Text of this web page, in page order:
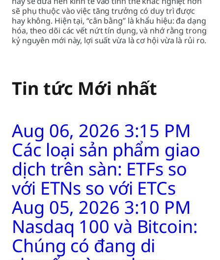
sẽ phụ thuộc vào việc tăng trưởng có duy trì được
hay không. Hiện tại, “cân bằng” là khẩu hiệu: đa dạng
hóa, theo dõi các vết nứt tín dụng, và nhớ rằng trong
kỷ nguyên mới này, lợi suất vừa là cơ hội vừa là rủi ro.
Tin tức Mới nhất
Aug 06, 2026 3:15 PM
Các loại sản phẩm giao
dịch trên sàn: ETFs so
với ETNs so với ETCs
Aug 05, 2026 3:10 PM
Nasdaq 100 và Bitcoin:
Chúng có đang di